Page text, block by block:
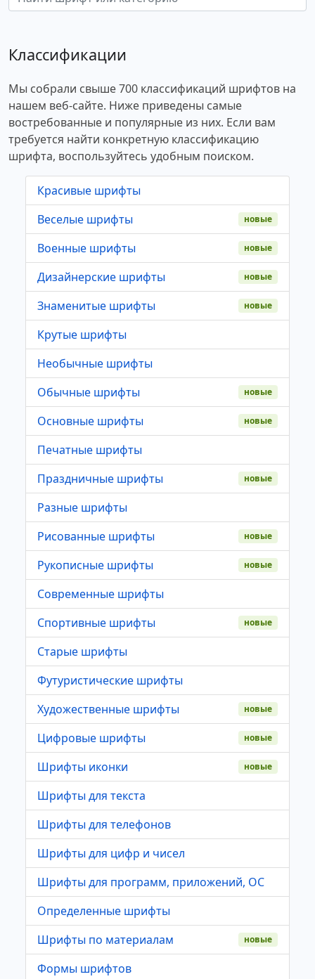
Классификации
Мы собрали свыше 700 классификаций шрифтов на
нашем веб-сайте. Ниже приведены самые
востребованные и популярные из них. Если вам
требуется найти конкретную классификацию
шрифта, воспользуйтесь удобным поиском.
Красивые шрифты
Веселые шрифты
новые
Военные шрифты новые
Дизайнерские шрифты новые
Знаменитые шрифты новые
Крутые шрифты
Необычные шрифты
Обычные шрифты
новые
Основные шрифты новые
Печатные шрифты
Праздничные шрифты
новые
Разные шрифты
Рисованные шрифты
новые
Рукописные шрифты новые
Современные шрифты
Спортивные шрифты
новые
Старые шрифты
Футуристические шрифты
Художественные шрифты
новые
Цифровые шрифты новые
Шрифты иконки новые
Шрифты для текста
Шрифты для телефонов
Шрифты для цифр и чисел
Шрифты для программ, приложений, ОС
Определенные шрифты
Шрифты по материалам
новые
Формы шрифтов